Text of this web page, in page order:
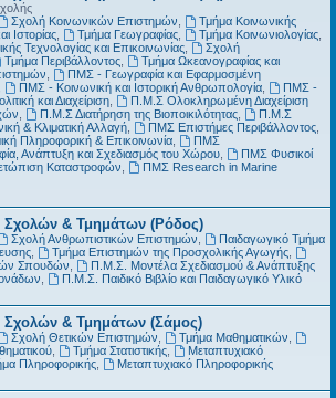
Σχολή Κοινωνικών Επιστημών
Τμήμα Κοινωνικής
Ιστορίας
Τμήμα Γεωγραφίας, Τμήμα Κοινωνιολογίας,
Τεχνολογίας και Επικοινωνίας,
Σχολή
Τμήμα Περιβάλλοντος,
Τμήμα Ωκεανογραφίας και
ΠΜΣ - Γεωγραφία και Εφαρμοσμένη
ΠΜΣ - Κοινωνική και Ιστορική Ανθρωπολογία,
ΠΜΣ -
και Διαχείριση
Π.Μ.Σ Ολοκληρωμένη Διαχείριση
Π.Μ.Σ Διατήρηση της Βιοποικιλότητας,
Π.Μ.Σ
& Κλιματική Αλλαγή
ΠΜΣ Επιστήμες Περιβάλλοντος,
Πληροφορική & Επικοινωνία,
ΠΜΣ
Ανάπτυξη και Σχεδιασμός του Χώρου
ΠΜΣ Φυσικοί
Καταστροφών
ΠΜΣ Research in Marine
Σχολών & Τμημάτων (Ρόδος)
Σχολή Ανθρωπιστικών Επιστημών
Παιδαγωγικό Τμήμα
Τμήμα Επιστημών της Προσχολικής Αγωγής,
Σπουδών
Π.Μ.Σ. Μοντέλα Σχεδιασμού & Ανάπτυξης
Π.Μ.Σ. Παιδικό Βιβλίο και Παιδαγωγικό Υλικό
Σχολών & Τμημάτων (Σάμος)
Σχολή Θετικών Επιστημών Τμήμα Μαθηματικών
Τμήμα Στατιστικής,
Μεταπτυχιακό
Πληροφορικής,
Μεταπτυχιακό Πληροφορικής